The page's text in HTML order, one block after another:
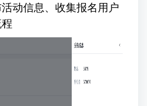
动信息、收集报名用户